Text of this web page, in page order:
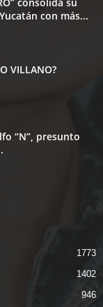
con más...
VILLANO?
“N”, presunto
1773
1402
946